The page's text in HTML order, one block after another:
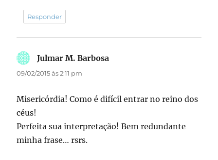
Responder
Julmar M. Barbosa
09/02/2015 às 2:11 pm
Misericórdia! Como é difícil entrar no reino dos
céus!
Perfeita sua interpretação! Bem redundante
minha frase… rsrs.